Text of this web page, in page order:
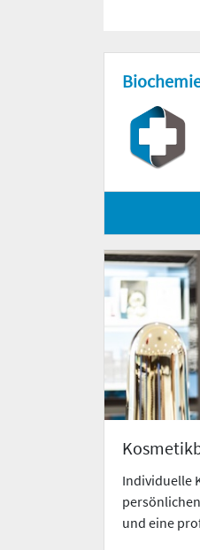
Individuelle
und eine